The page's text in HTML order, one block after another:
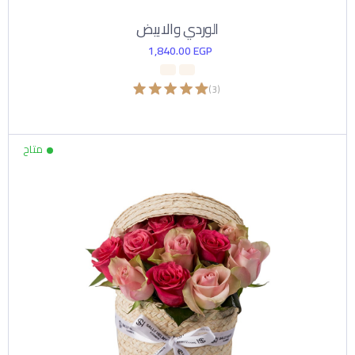
الوردي والابيض
1,840.00EGP
(
3
)